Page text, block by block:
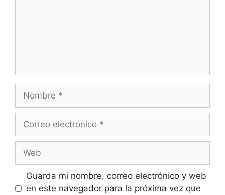
Guarda mi nombre, correo electrónico y web
en este navegador para la próxima vez que